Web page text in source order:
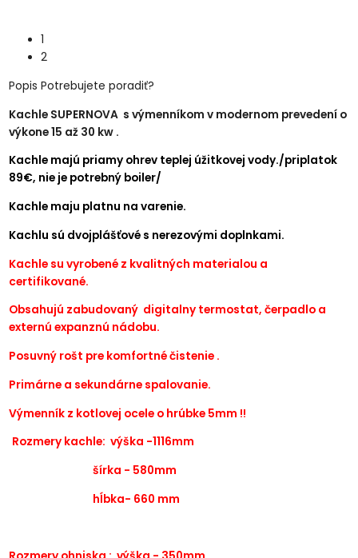
1
2
Popis Potrebujete poradiť?
Kachle SUPERNOVA s výmenníkom v modernom prevedení o
výkone 15 až 30 kw .
Kachle majú priamy ohrev teplej úžitkovej vody./priplatok
89€, nie je potrebný boiler/
Kachle maju platnu na varenie.
Kachlu sú dvojplášťové s nerezovými doplnkami.
Kachle su vyrobené z kvalitných materialou a
certifikované.
Obsahujú zabudovaný digitalny termostat, čerpadlo a
externú expanznú nádobu.
Posuvný rošt pre komfortné čistenie .
Primárne a sekundárne spalovanie.
Výmenník z kotlovej ocele o hrúbke 5mm !!
Rozmery kachle: výška -1116mm
šírka - 580mm
hĺbka- 660 mm